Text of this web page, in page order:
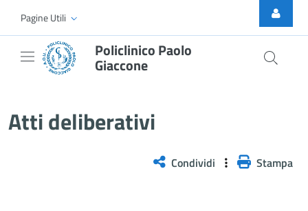
Skip to Main Content
Pagine Utili
Policlinico Paolo
Giaccone
Atti deliberativi
Condividi Stampa